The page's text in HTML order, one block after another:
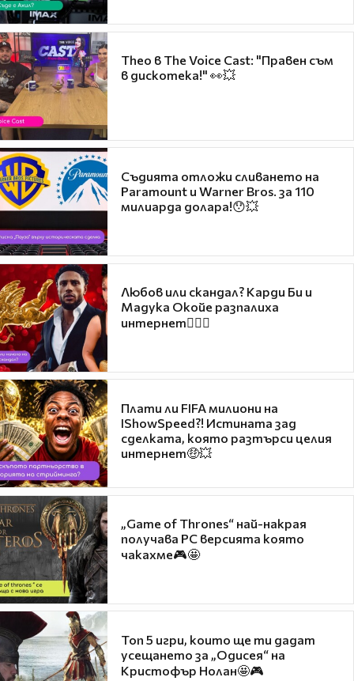
Theo в The Voice Cast: "Правен съм
в дискотека!" 👀💥
Съдията отложи сливането на
Paramount и Warner Bros. за 110
милиарда долара!😯💥
Любов или скандал? Карди Би и
Мадука Окойе разпалиха
интернет❤️‍🔥🔥
Плати ли FIFA милиони на
IShowSpeed?! Истината зад
сделката, която разтърси целия
интернет🤑💥
„Game of Thrones“ най-накрая
получава PC версията която
чакахме🎮🤩
Топ 5 игри, които ще ти дадат
усещането за „Одисея“ на
Кристофър Нолан🤩🎮